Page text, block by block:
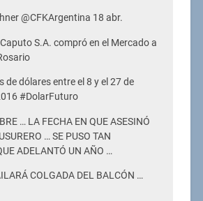
Cristina Kirchner ‏@CFKArgentina 18 abr.
S.A. compró en el Mercado a
de dólares entre el 8 y el 27 de
#DolarFuturo
… LA FECHA EN QUE ASESINÓ
… SE PUSO TAN
ADELANTÓ UN AÑO …
COLGADA DEL BALCÓN …